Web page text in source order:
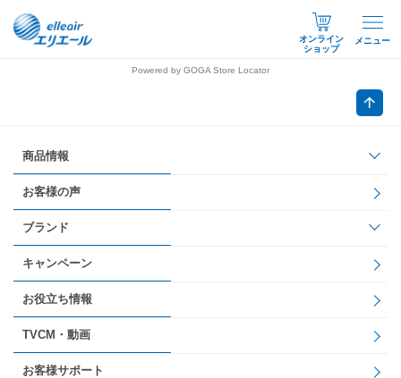
オンライン
ショップ
メニュー
Powered by GOGA Store Locator
商品情報
お客様の声
ブランド
キャンペーン
お役立ち情報
TVCM・動画
お客様サポート